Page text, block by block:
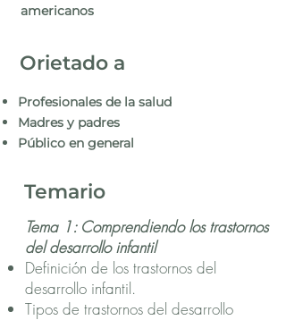
americanos
Orietado a
Profesionales de la salud
Madres y padres
​Público en general
Temario
Tema 1: Comprendiendo los trastornos
del desarrollo infantil
Definición de los trastornos del
desarrollo infantil.
Tipos de trastornos del desarrollo